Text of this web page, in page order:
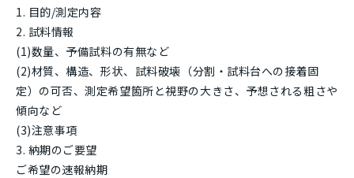
目的/測定内容
試料情報
(1)数量、予備試料の有無など
(2)材質、構造、形状、試料破壊（分割・試料台への接着固
定）の可否、測定希望箇所と視野の大きさ、予想される粗さや
傾向など
(3)注意事項
納期のご要望
ご希望の速報納期